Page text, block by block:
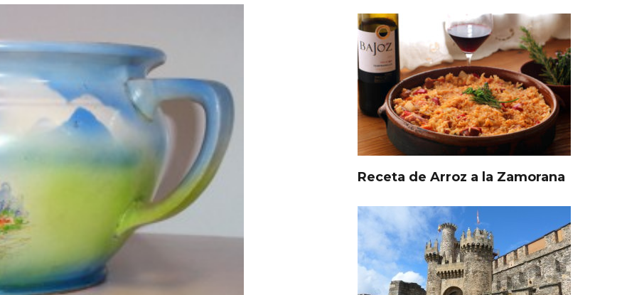
Receta de Arroz a la Zamorana
Ávila y Salamanca
como
de la Ruta
Rueda
Tierra y Voz
Fiesta de Primavera 2026 en
la Ruta del Vino de Cigales